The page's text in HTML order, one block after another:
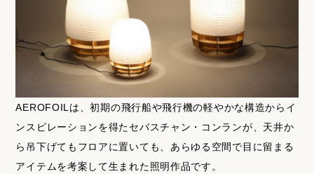
AEROFOILは、初期の飛行船や飛行機の軽やかな構造からイ
ンスピレーションを得たセバスチャン・コンランが、天井か
ら吊下げてもフロアに置いても、あらゆる空間で目に留まる
アイテムを考案して生まれた照明作品です。